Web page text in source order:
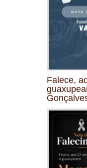
Falece,